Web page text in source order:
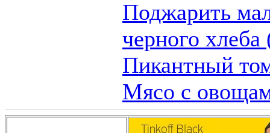
Поджарить
черного хлеба
Пикантный
Мясо с